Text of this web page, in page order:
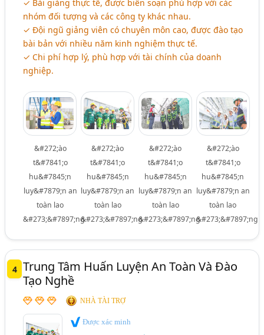
✓ Bài giảng thực tế, được biên soạn phù hợp với các
nhóm đối tượng và các công ty khác nhau.
✓ Đội ngũ giảng viên có chuyên môn cao, được đào tạo
bài bản với nhiều năm kinh nghiệm thực tế.
✓ Chi phí hợp lý, phù hợp với tài chính của doanh
nghiệp.
&#272;ào
t&#7841;o
hu&#7845;n
luy&#7879;n an
toàn lao
&#273;&#7897;ng
&#272;ào
t&#7841;o
hu&#7845;n
luy&#7879;n an
toàn lao
&#273;&#7897;ng
&#272;ào
t&#7841;o
hu&#7845;n
luy&#7879;n an
toàn lao
&#273;&#7897;ng
&#272;ào
t&#7841;o
hu&#7845;n
luy&#7879;n an
toàn lao
&#273;&#7897;ng
4 Trung Tâm Huấn Luyện An Toàn Và Đào
Tạo Nghề
NHÀ TÀI TRỢ
Được xác minh